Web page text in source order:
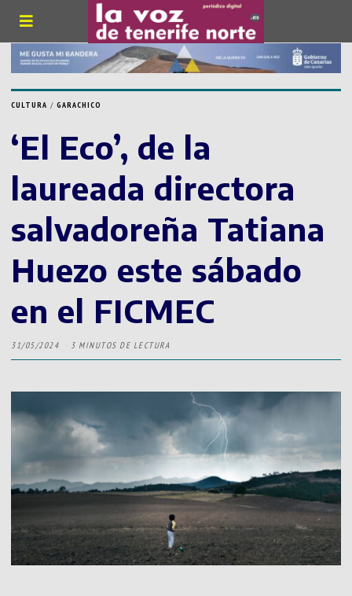
CULTURA / GARACHICO
‘El Eco’, de la
laureada directora
salvadoreña Tatiana
Huezo este sábado
en el FICMEC
31/05/2024 3 MINUTOS DE LECTURA